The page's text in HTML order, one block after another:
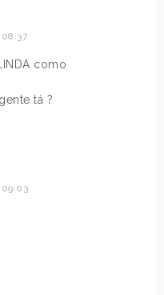
como
tá ?
09:03